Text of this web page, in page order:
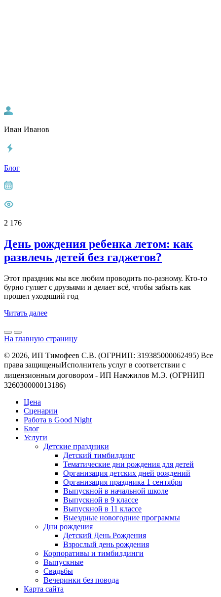
Иван Иванов
Блог
2 176
День рождения ребенка летом: как
развлечь детей без гаджетов?
Этот праздник мы все любим проводить по-разному. Кто-то
бурно гуляет с друзьями и делает всё, чтобы забыть как
прошел уходящий год
Читать далее
На главную страницу
© 2026, ИП Тимофеев С.В. (ОГРНИП: 319385000062495) Все
права защищеныㅤㅤㅤㅤㅤㅤㅤㅤㅤㅤИсполнитель услуг в соответствии с
лицензионным договором - ㅤㅤㅤㅤㅤㅤИП Намжилов М.Э. (ОГРНИП
326030000013186)
Цена
Сценарии
Работа в Good Night
Блог
Услуги
Детские праздники
Детский тимбилдинг
Тематические дни рождения для детей
Организация детских дней рождений
Организация праздника 1 сентября
Выпускной в начальной школе
Выпускной в 9 классе
Выпускной в 11 классе
Выездные новогодние программы
Дни рождения
Детский День Рождения
Взрослый день рождения
Корпоративы и тимбилдинги
Выпускные
Свадьбы
Вечеринки без повода
Карта сайта